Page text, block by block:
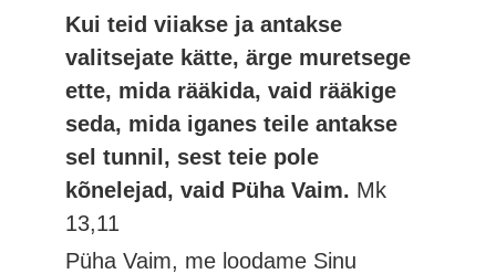
Kui teid viiakse ja antakse
valitsejate kätte, ärge muretsege
ette, mida rääkida, vaid rääkige
seda, mida iganes teile antakse
sel tunnil, sest teie pole
kõnelejad, vaid Püha Vaim. Mk
13,11
Püha Vaim, me loodame Sinu